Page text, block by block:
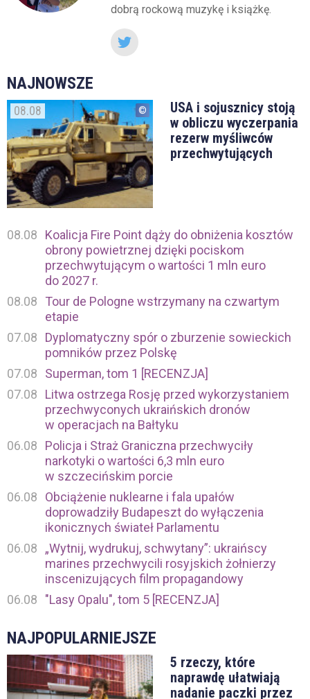
dobrą rockową muzykę i książkę.
NAJNOWSZE
08.08
USA i sojusznicy stoją
w obliczu wyczerpania
rezerw myśliwców
przechwytujących
08.08
Koalicja Fire Point dąży do obniżenia kosztów
obrony powietrznej dzięki pociskom
przechwytującym o wartości 1 mln euro
do 2027 r.
08.08
Tour de Pologne wstrzymany na czwartym
etapie
07.08
Dyplomatyczny spór o zburzenie sowieckich
pomników przez Polskę
07.08
Superman, tom 1 [RECENZJA]
07.08
Litwa ostrzega Rosję przed wykorzystaniem
przechwyconych ukraińskich dronów
w operacjach na Bałtyku
06.08
Policja i Straż Graniczna przechwyciły
narkotyki o wartości 6,3 mln euro
w szczecińskim porcie
06.08
Obciążenie nuklearne i fala upałów
doprowadziły Budapeszt do wyłączenia
ikonicznych świateł Parlamentu
06.08
„Wytnij, wydrukuj, schwytany”: ukraińscy
marines przechwycili rosyjskich żołnierzy
inscenizujących film propagandowy
06.08
"Lasy Opalu", tom 5 [RECENZJA]
NAJPOPULARNIEJSZE
5 rzeczy, które
naprawdę ułatwiają
nadanie paczki przez